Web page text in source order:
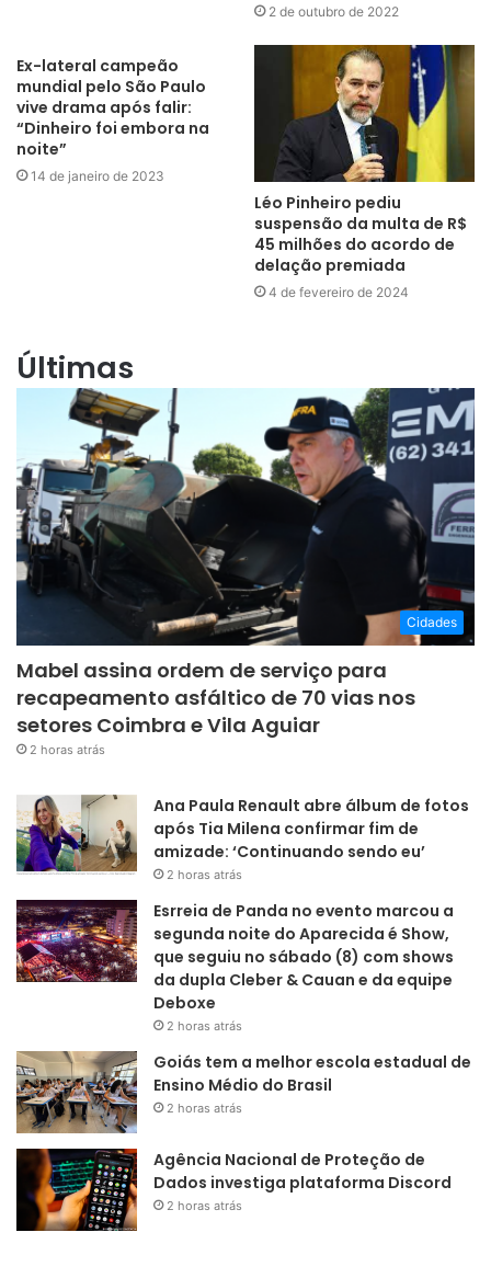
2 de outubro de 2022
Ex-lateral campeão
mundial pelo São Paulo
vive drama após falir:
“Dinheiro foi embora na
noite”
14 de janeiro de 2023
Léo Pinheiro pediu
suspensão da multa de R$
45 milhões do acordo de
delação premiada
4 de fevereiro de 2024
Últimas
Cidades
Mabel assina ordem de serviço para
recapeamento asfáltico de 70 vias nos
setores Coimbra e Vila Aguiar
2 horas atrás
Ana Paula Renault abre álbum de fotos
após Tia Milena confirmar fim de
amizade: ‘Continuando sendo eu’
2 horas atrás
Esrreia de Panda no evento marcou a
segunda noite do Aparecida é Show,
que seguiu no sábado (8) com shows
da dupla Cleber & Cauan e da equipe
Deboxe
2 horas atrás
Goiás tem a melhor escola estadual de
Ensino Médio do Brasil
2 horas atrás
Agência Nacional de Proteção de
Dados investiga plataforma Discord
2 horas atrás